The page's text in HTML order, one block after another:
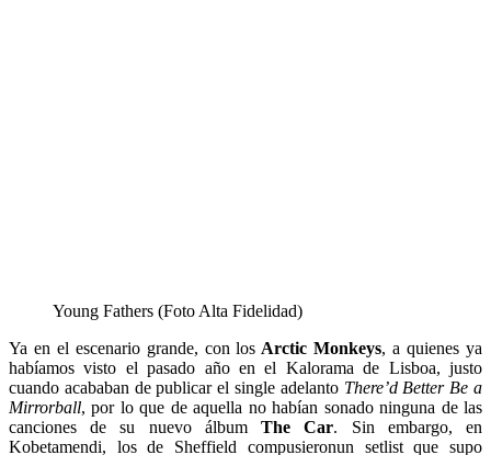
Young Fathers (Foto Alta Fidelidad)
Ya en el escenario grande, con los Arctic Monkeys, a quienes ya
habíamos visto el pasado año en el Kalorama de Lisboa, justo
cuando acababan de publicar el single adelanto There’d Better Be a
Mirrorball, por lo que de aquella no habían sonado ninguna de las
canciones de su nuevo álbumThe Car. Sin embargo, en
Kobetamendi, los de Sheffield compusieronun setlist que supo